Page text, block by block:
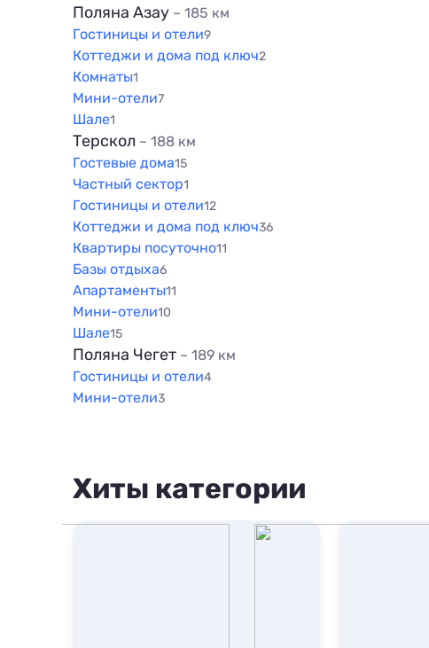
Поляна Азау ~ 185 км
Гостиницы и отели9
Коттеджи и дома под ключ2
Комнаты1
Мини-отели7
Шале1
Терскол ~ 188 км
Гостевые дома15
Частный сектор1
Гостиницы и отели12
Коттеджи и дома под ключ36
Квартиры посуточно11
Базы отдыха6
Апартаменты11
Мини-отели10
Шале15
Поляна Чегет ~ 189 км
Гостиницы и отели4
Мини-отели3
Хиты категории